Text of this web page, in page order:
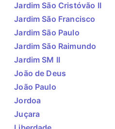
Jardim São Cristóvão II
Jardim São Francisco
Jardim São Paulo
Jardim São Raimundo
Jardim SM II
João de Deus
João Paulo
Jordoa
Juçara